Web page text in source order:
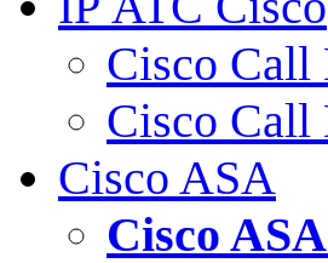
Cisco Call
Cisco Call
Cisco ASA
Cisco